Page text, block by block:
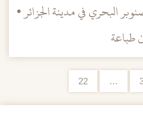
البحري في مدينة الجزائر •
طباعة
…
22